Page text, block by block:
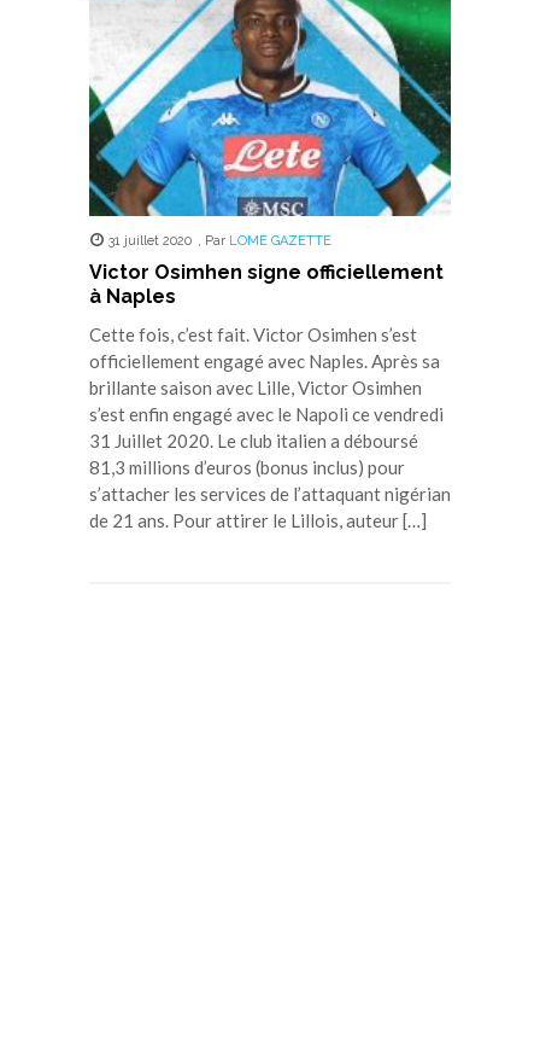
31 juillet 2020 , Par LOME GAZETTE
Victor Osimhen signe officiellement
à Naples
Cette fois, c’est fait. Victor Osimhen s’est
officiellement engagé avec Naples. Après sa
brillante saison avec Lille, Victor Osimhen
s’est enfin engagé avec le Napoli ce vendredi
31 Juillet 2020. Le club italien a déboursé
81,3 millions d’euros (bonus inclus) pour
s’attacher les services de l’attaquant nigérian
de 21 ans. Pour attirer le Lillois, auteur […]